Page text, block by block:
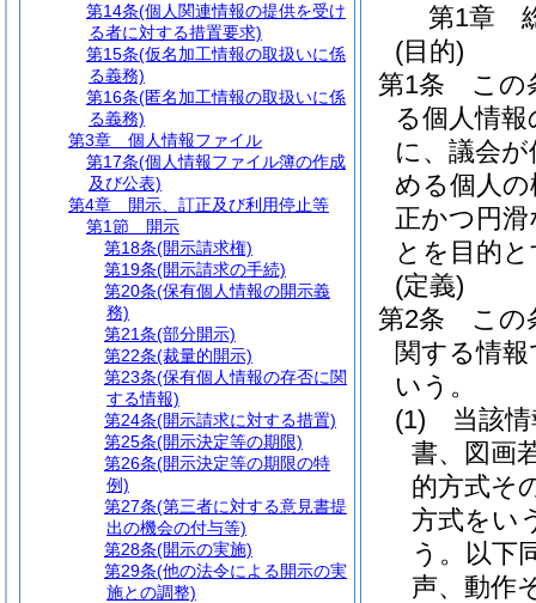
第1章
(目的)
第1条
この
る個人情
に、議会
める個人
正かつ円
とを目的
(定義)
第2条
この
関する情
いう。
(1)
当該
書、図画
的方式そ
方式をい
う。以下
声、動作
第14条(個人関連情報の提供を受け
る者に対する措置要求)
第15条(仮名加工情報の取扱いに係
る義務)
第16条(匿名加工情報の取扱いに係
る義務)
第3章
個人情報ファイル
第17条(個人情報ファイル簿の作成
及び公表)
第4章
開示、訂正及び利用停止等
第1節
開示
第18条(開示請求権)
第19条(開示請求の手続)
第20条(保有個人情報の開示義
務)
第21条(部分開示)
第22条(裁量的開示)
第23条(保有個人情報の存否に関
する情報)
第24条(開示請求に対する措置)
第25条(開示決定等の期限)
第26条(開示決定等の期限の特
例)
第27条(第三者に対する意見書提
出の機会の付与等)
第28条(開示の実施)
第29条(他の法令による開示の実
施との調整)